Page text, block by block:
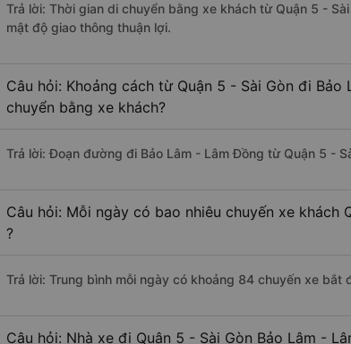
Trả lời: Thời gian di chuyển bằng xe khách từ Quận 5 -
mật độ giao thông thuận lợi.
Câu hỏi: Khoảng cách từ Quận 5 - Sài Gòn đi
chuyển bằng xe khách?
Trả lời: Đoạn đường đi Bảo Lâm - Lâm Đồng từ Quận 5 -
Câu hỏi: Mỗi ngày có bao nhiêu chuyến xe khách
?
Trả lời: Trung bình mỗi ngày có khoảng 84 chuyến xe bắt
Câu hỏi: Nhà xe đi Quận 5 - Sài Gòn Bảo Lâm -